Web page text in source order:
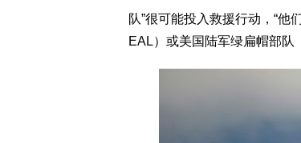
队”很可能投入救援行动，“他
EAL）或美国陆军绿扁帽部队